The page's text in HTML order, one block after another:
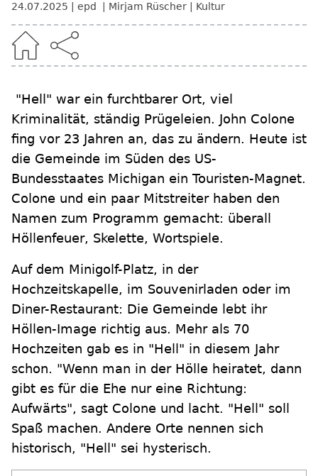
24.07.2025 epd Mirjam Rüscher Kultur
"Hell" war ein furchtbarer Ort, viel
Kriminalität, ständig Prügeleien. John Colone
fing vor 23 Jahren an, das zu ändern. Heute ist
die Gemeinde im Süden des US-
Bundesstaates Michigan ein Touristen-Magnet.
Colone und ein paar Mitstreiter haben den
Namen zum Programm gemacht: überall
Höllenfeuer, Skelette, Wortspiele.
Auf dem Minigolf-Platz, in der
Hochzeitskapelle, im Souvenirladen oder im
Diner-Restaurant: Die Gemeinde lebt ihr
Höllen-Image richtig aus. Mehr als 70
Hochzeiten gab es in "Hell" in diesem Jahr
schon. "Wenn man in der Hölle heiratet, dann
gibt es für die Ehe nur eine Richtung:
Aufwärts", sagt Colone und lacht. "Hell" soll
Spaß machen. Andere Orte nennen sich
historisch, "Hell" sei hysterisch.